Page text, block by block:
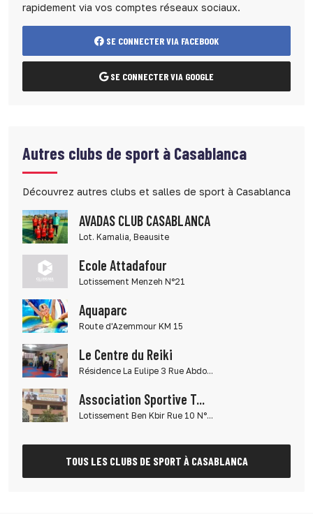
rapidement via vos comptes réseaux sociaux.
SE CONNECTER VIA FACEBOOK
SE CONNECTER VIA GOOGLE
Autres clubs de sport à Casablanca
Découvrez autres clubs et salles de sport à Casablanca
AVADAS CLUB CASABLANCA
Lot. Kamalia, Beausite
Ecole Attadafour
Lotissement Menzeh N°21
Aquaparc
Route d'Azemmour KM 15
Le Centre du Reiki
Résidence La Eulipe 3 Rue Abdo...
Association Sportive T...
Lotissement Ben Kbir Rue 10 N°...
TOUS LES CLUBS DE SPORT À CASABLANCA